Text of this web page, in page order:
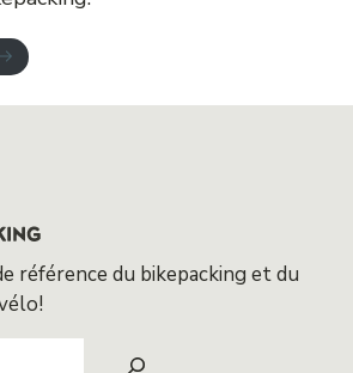
référence du bikepacking et du